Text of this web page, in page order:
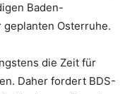
Baden-
Osterruhe.
die Zeit für
Daher fordert BDS-